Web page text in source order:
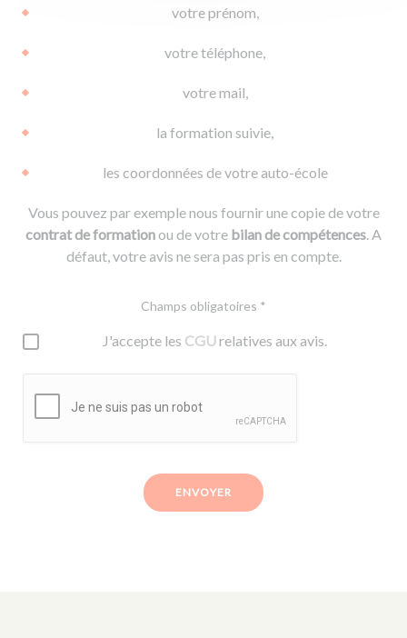
votre prénom,
votre téléphone,
votre mail,
la formation suivie,
les coordonnées de votre auto-école
Vous pouvez par exemple nous fournir une copie de votre
contrat de formationou de votre bilan de compétences. A
défaut, votre avis ne sera pas pris en compte.
Champs obligatoires *
J'accepte les CGUrelatives aux avis.
ENVOYER